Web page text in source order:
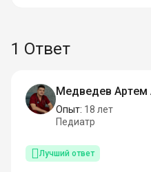
1 Ответ
Медведев Артем
Опыт: 18 лет
Педиатр
Лучший ответ